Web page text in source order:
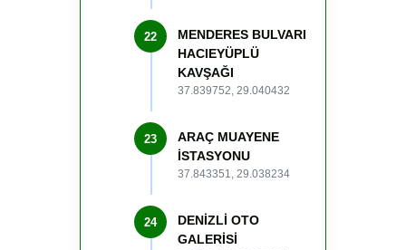
22
MENDERES BULVARI
HACIEYÜPLÜ
KAVŞAĞI
37.839752, 29.040432
23
ARAÇ MUAYENE
İSTASYONU
37.843351, 29.038234
24
DENİZLİ OTO
GALERİSİ